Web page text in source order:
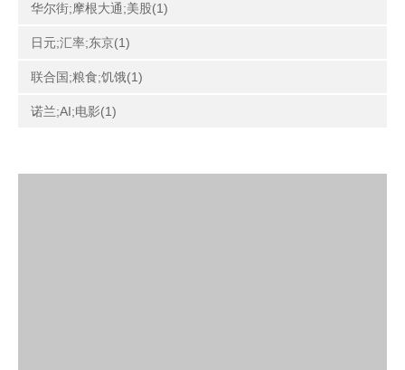
华尔街;摩根大通;美股(1)
日元;汇率;东京(1)
联合国;粮食;饥饿(1)
诺兰;AI;电影(1)